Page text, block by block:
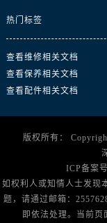
热门标签
查看维修相关文档
查看保养相关文档
查看配件相关文档
版权所有：
ICP备案号
如权利人或知情人士发现
题，请通过邮箱：
即依法处理。当前页